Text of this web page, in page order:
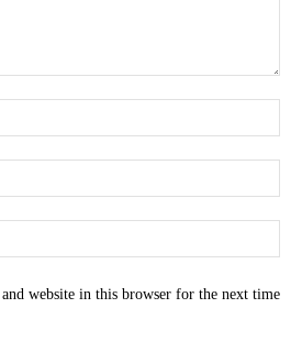
website in this browser for the next time